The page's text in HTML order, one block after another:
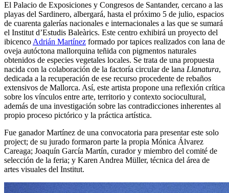
El Palacio de Exposiciones y Congresos de Santander, cercano a las
playas del Sardinero, albergará, hasta el próximo 5 de julio, espacios
de cuarenta galerías nacionales e internacionales a las que se sumará
el Institut d’Estudis Baleàrics. Este centro exhibirá un proyecto del
ibicenco Adrián Martínez formado por tapices realizados con lana de
oveja autóctona mallorquina teñida con pigmentos naturales
obtenidos de especies vegetales locales. Se trata de una propuesta
nacida con la colaboración de la factoría circular de lana Llanatura,
dedicada a la recuperación de ese recurso procedente de rebaños
extensivos de Mallorca. Así, este artista propone una reflexión crítica
sobre los vínculos entre arte, territorio y contexto sociocultural,
además de una investigación sobre las contradicciones inherentes al
propio proceso pictórico y la práctica artística.
Fue ganador Martínez de una convocatoria para presentar este solo
project; de su jurado formaron parte la propia Mónica Álvarez
Careaga; Joaquín García Martín, curador y miembro del comité de
selección de la feria; y Karen Andrea Müller, técnica del área de
artes visuales del Institut.